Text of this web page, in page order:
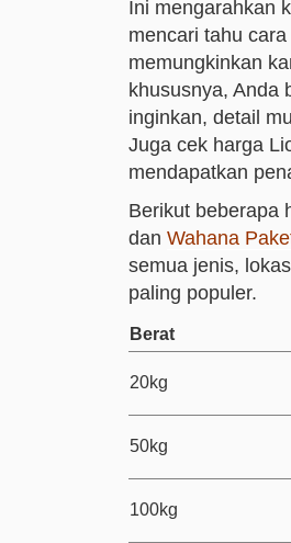
Ini mengarahkan
mencari tahu cara
memungkinkan
khususnya, Anda
inginkan, detail
Juga cek harga
mendapatkan
Berikut beberapa
dan Wahana
semua jenis,
paling populer.
Berat
20kg
50kg
100kg